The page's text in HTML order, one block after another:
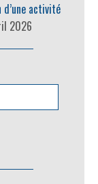
activité
2026